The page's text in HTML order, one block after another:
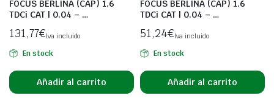
FOCUS BERLINA (CAP) 1.6
TDCi CAT | 0.04 – …
131,77€Iva incluido
En stock
Añadir al carrito
FOCUS BERLINA (CAP) 1.6
TDCi CAT | 0.04 – …
51,24€Iva incluido
En stock
Añadir al carrito